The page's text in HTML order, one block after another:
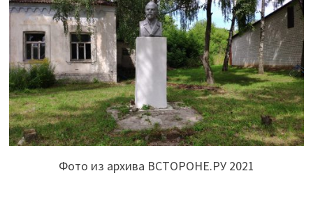
Фото из архива ВСТОРОНЕ.РУ 2021